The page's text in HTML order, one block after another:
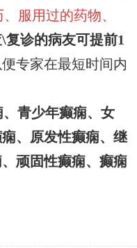
服用过的药物、
\复诊的病友可提前1
便专家在最短时间内
青少年癫痫、女
、原发性癫痫、继
顽固性癫痫、癫痫